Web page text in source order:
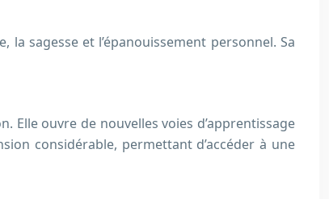
la sagesse et l’épanouissement personnel. Sa
Elle ouvre de nouvelles voies d’apprentissage
considérable, permettant d’accéder à une